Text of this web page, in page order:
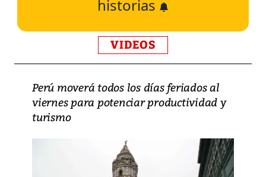
historias
VIDEOS
Perú moverá todos los días feriados al
viernes para potenciar productividad y
turismo